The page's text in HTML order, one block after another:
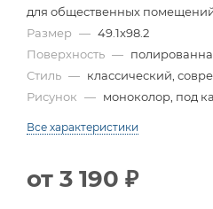
для общественных
Размер — 49.1x98.2
Поверхность —
Стиль — классический,
Рисунок — моноколор, под
Все характеристики
от 3 190 ₽